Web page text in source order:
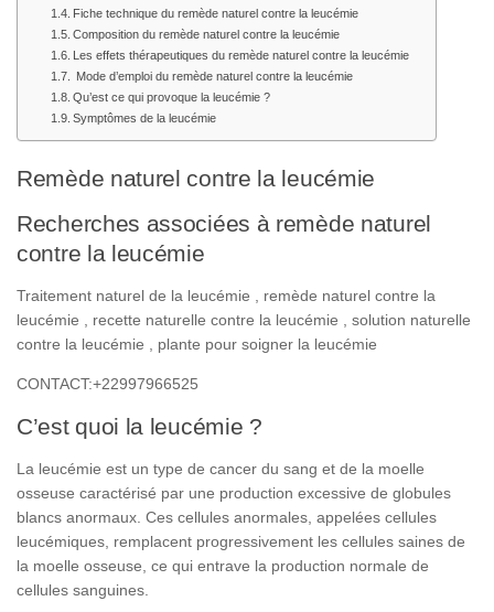
Fiche technique du remède naturel contre la leucémie
Composition du remède naturel contre la leucémie
Les effets thérapeutiques du remède naturel contre la leucémie
Mode d’emploi du remède naturel contre la leucémie
Qu’est ce qui provoque la leucémie ?
Symptômes de la leucémie
Remède naturel contre la leucémie
Recherches associées à remède naturel
contre la leucémie
Traitement naturel de la leucémie , remède naturel contre la
leucémie , recette naturelle contre la leucémie , solution naturelle
contre la leucémie , plante pour soigner la leucémie
CONTACT:+22997966525
C’est quoi la leucémie ?
La leucémie est un type de cancer du sang et de la moelle
osseuse caractérisé par une production excessive de globules
blancs anormaux. Ces cellules anormales, appelées cellules
leucémiques, remplacent progressivement les cellules saines de
la moelle osseuse, ce qui entrave la production normale de
cellules sanguines.